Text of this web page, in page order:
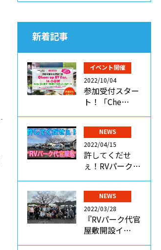
新着記事
イベント開催
2022/10/04
参加受付スター
ト！「Che…
NEWS
2022/04/15
許してくだせ
ぇ！RVパーク…
NEWS
2022/03/28
『RVパーク代官
屋敷開設イ…